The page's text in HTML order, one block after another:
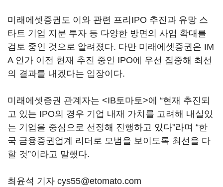
미래에셋증권도 이와 관련 프리IPO 추진과 유망 스
타트 기업 지분 투자 등 다양한 방면의 사업 확대를
검토 중인 것으로 알려졌다. 다만 미래에셋증권은 IM
A 인가 이전 현재 추진 중인 IPO에 우선 집중해 최선
의 결과를 내겠다는 입장이다.
미래에셋증권 관계자는 <IB토마토>에 “현재 추진되
고 있는 IPO의 경우 기업 내재 가치를 고려해 내실있
는 기업을 중심으로 선정해 진행하고 있다”라며 “한
국 금융증권업계 리더로 모범을 보이도록 최선을 다
할 것”이라고 말했다.
최윤석 기자 cys55@etomato.com